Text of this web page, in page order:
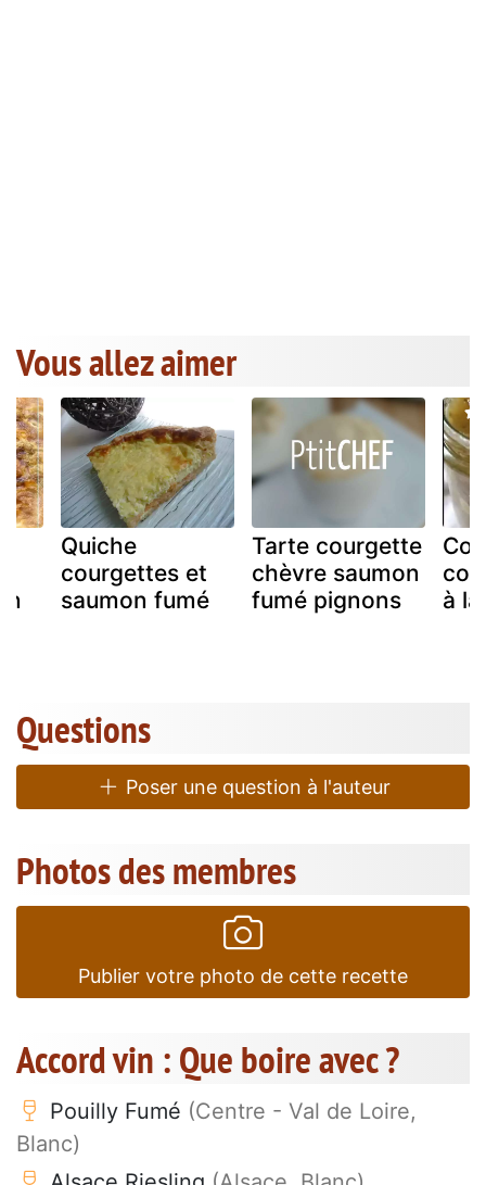
Vous allez aimer
Quiche
courgettes et
saumon fumé
Tarte courgette
chèvre saumon
fumé pignons
à
Questions
Poser une question à l'auteur
Photos des membres
Publier votre photo de cette recette
Accord vin : Que boire avec ?
Pouilly Fumé (Centre - Val de Loire,
Blanc)